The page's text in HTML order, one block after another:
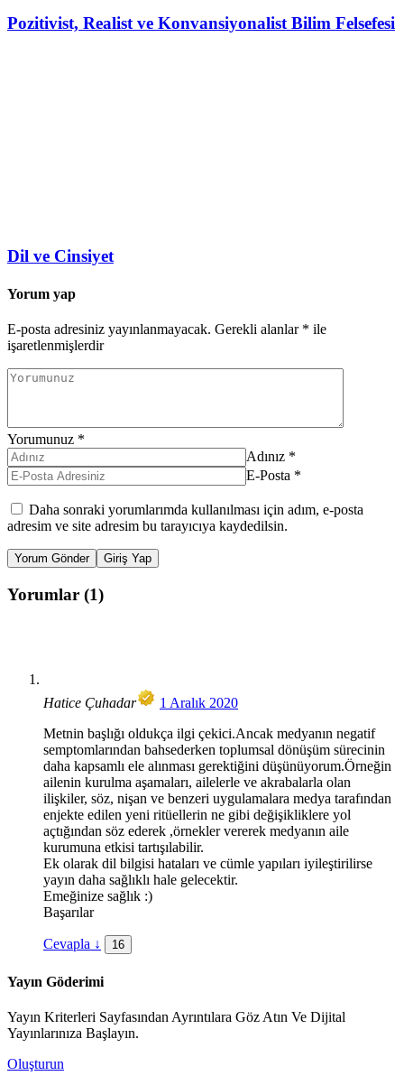
Pozitivist, Realist ve Konvansiyonalist Bilim Felsefesi
Dil ve Cinsiyet
Yorum yap
E-posta adresiniz yayınlanmayacak. Gerekli alanlar * ile
işaretlenmişlerdir
Yorumunuz *
Adınız *
E-Posta *
Daha sonraki yorumlarımda kullanılması için adım, e-posta
adresim ve site adresim bu tarayıcıya kaydedilsin.
Yorum Gönder Giriş Yap
Yorumlar (1)
Hatice Çuhadar
1 Aralık 2020
Metnin başlığı oldukça ilgi çekici.Ancak medyanın negatif
semptomlarından bahsederken toplumsal dönüşüm sürecinin
daha kapsamlı ele alınması gerektiğini düşünüyorum.Örneğin
ailenin kurulma aşamaları, ailelerle ve akrabalarla olan
ilişkiler, söz, nişan ve benzeri uygulamalara medya tarafından
enjekte edilen yeni ritüellerin ne gibi değişikliklere yol
açtığından söz ederek ,örnekler vererek medyanın aile
kurumuna etkisi tartışılabilir.
Ek olarak dil bilgisi hataları ve cümle yapıları iyileştirilirse
yayın daha sağlıklı hale gelecektir.
Emeğinize sağlık :)
Başarılar
Cevapla ↓ 16
Yayın Göderimi
Yayın Kriterleri Sayfasından Ayrıntılara Göz Atın Ve Dijital
Yayınlarınıza Başlayın.
Oluşturun